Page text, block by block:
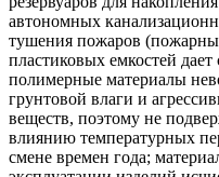
автономных
тушения пожаров
пластиковых емкостей
полимерные материалы
грунтовой влаги и
веществ, поэтому не
влиянию температурных
смене времен года;